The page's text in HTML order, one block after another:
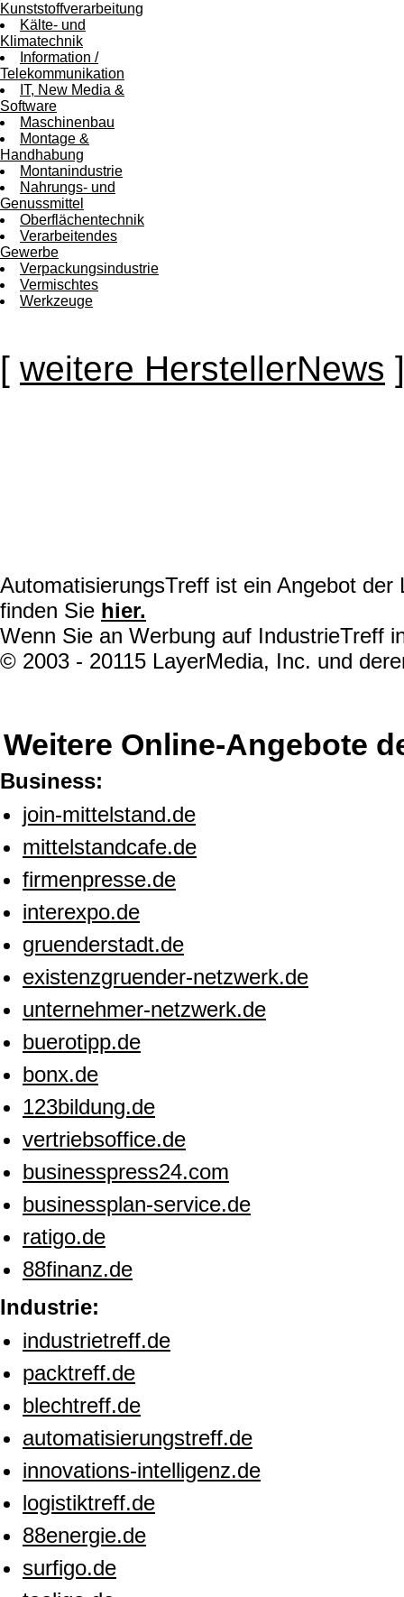
Kunststoffverarbeitung
Kälte- und
Klimatechnik
Information /
Telekommunikation
IT, New Media &
Software
Maschinenbau
Montage &
Handhabung
Montanindustrie
Nahrungs- und
Genussmittel
Oberflächentechnik
Verarbeitendes
Gewerbe
Verpackungsindustrie
Vermischtes
Werkzeuge
[ weitere HerstellerNews
AutomatisierungsTreff ist ein Angebot
finden Sie hier.
Wenn Sie an Werbung auf IndustrieTreff
© 2003 - 20115 LayerMedia, Inc. und
Weitere Online-Angebote
Business:
join-mittelstand.de
mittelstandcafe.de
firmenpresse.de
interexpo.de
gruenderstadt.de
existenzgruender-netzwerk.de
unternehmer-netzwerk.de
buerotipp.de
bonx.de
123bildung.de
vertriebsoffice.de
businesspress24.com
businessplan-service.de
ratigo.de
88finanz.de
Industrie:
industrietreff.de
packtreff.de
blechtreff.de
automatisierungstreff.de
innovations-intelligenz.de
logistiktreff.de
88energie.de
surfigo.de